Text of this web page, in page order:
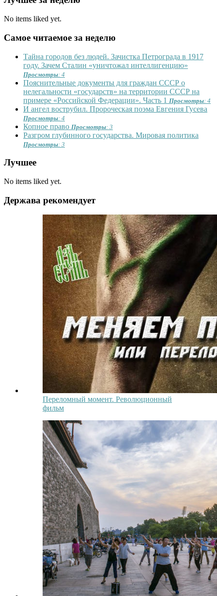
No items liked yet.
Самое читаемое за неделю
Тайна городов без людей. Зачистка Петрограда в 1917
году. Зачем Сталин «уничтожал интеллигенцию»
Просмотры: 4
Пояснительные документы для граждан СССР о
нелегальности «государств» на территории СССР на
примере «Российской Федерации». Часть 1 Просмотры: 4
И ангел вострубил. Пророческая поэма Евгения Гусева
Просмотры: 4
Копное право Просмотры: 3
Разгром глубинного государства. Мировая политика
Просмотры: 3
Лучшее
No items liked yet.
Держава рекомендует
Переломный момент. Революционный
фильм